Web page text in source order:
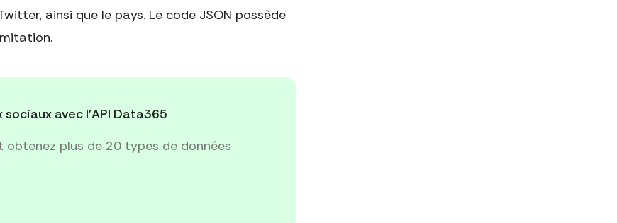
ainsi que le pays. Le code JSON possède
avec l'API Data365
plus de 20 types de données